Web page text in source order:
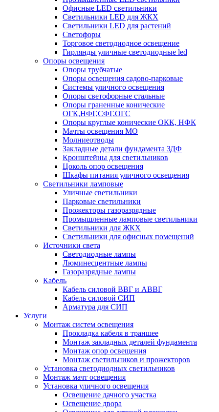
Офисные LED светильники
Cветильники LED для ЖКХ
Светильники LED для растений
Светофоры
Торговое светодиодное освещение
Гирлянды уличные светодиодные led
Опоры освещения
Опоры трубчатые
Опоры освещения садово-парковые
Системы уличного освещения
Опоры светофорные стальные
Опоры граненные конические
ОГК,НФГ,СФГ,ОГС
Опоры круглые конические ОКК, НФК
Мачты освещения МО
Молниеотводы
Закладные детали фундамента ЗДФ
Кронштейны для светильников
Цоколь опор освещения
Шкафы питания уличного освещения
Светильники ламповые
Уличные светильники
Парковые светильники
Прожекторы газоразрядные
Промышленные ламповые светильники
Светильники для ЖКХ
Светильники для офисных помещений
Источники света
Светодиодные лампы
Люминесцентные лампы
Газоразрядные лампы
Кабель
Кабель силовой ВВГ и АВВГ
Кабель силовой СИП
Арматура для СИП
Услуги
Монтаж систем освещения
Прокладка кабеля в траншее
Монтаж закладных деталей фундамента
Монтаж опор освещения
Монтаж светильников и прожекторов
Установка светодиодных светильников
Монтаж мачт освещения
Установка уличного освещения
Освещение дачного участка
Освещение двора